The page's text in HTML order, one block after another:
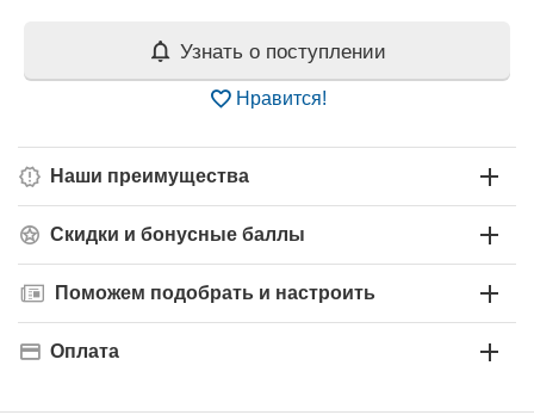
Узнать о поступлении
Нравится!
Наши преимущества
Скидки и бонусные баллы
Поможем подобрать и настроить
Оплата